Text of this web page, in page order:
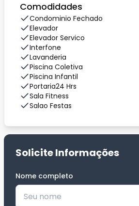
Comodidades
Condominio Fechado
Elevador
Elevador Servico
Interfone
Lavanderia
Piscina Coletiva
Piscina Infantil
Portaria24 Hrs
Sala Fitness
Salao Festas
Solicite Informações
Nome completo